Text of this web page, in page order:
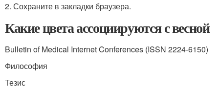
2. Сохраните в закладки браузера.
Какие цвета ассоциируются с весной
Bulletin of Medical Internet Conferences (ISSN 2224-6150)
Философия
Тезис